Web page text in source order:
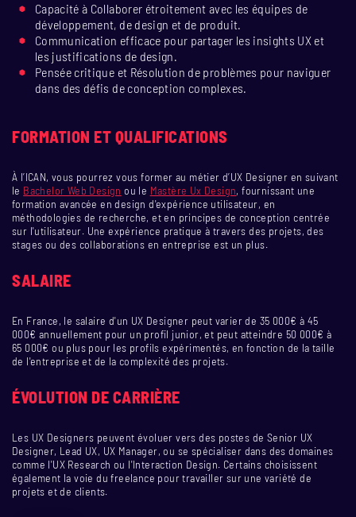
Capacité à Collaborer étroitement avec les équipes de
développement, de design et de produit.
Communication efficace pour partager les insights UX et
les justifications de design.
Pensée critique et Résolution de problèmes pour naviguer
dans des défis de conception complexes.
FORMATION ET QUALIFICATIONS
À l’ICAN, vous pourrez vous former au métier d’UX Designer en suivant
le Bachelor Web Design ou le Mastère Ux Design, fournissant une
formation avancée en design d'expérience utilisateur, en
méthodologies de recherche, et en principes de conception centrée
sur l'utilisateur. Une expérience pratique à travers des projets, des
stages ou des collaborations en entreprise est un plus.
SALAIRE
En France, le salaire d'un UX Designer peut varier de 35 000€ à 45
000€ annuellement pour un profil junior, et peut atteindre 50 000€ à
65 000€ ou plus pour les profils expérimentés, en fonction de la taille
de l'entreprise et de la complexité des projets.
ÉVOLUTION DE CARRIÈRE
Les UX Designers peuvent évoluer vers des postes de Senior UX
Designer, Lead UX, UX Manager, ou se spécialiser dans des domaines
comme l'UX Research ou l'Interaction Design. Certains choisissent
également la voie du freelance pour travailler sur une variété de
projets et de clients.